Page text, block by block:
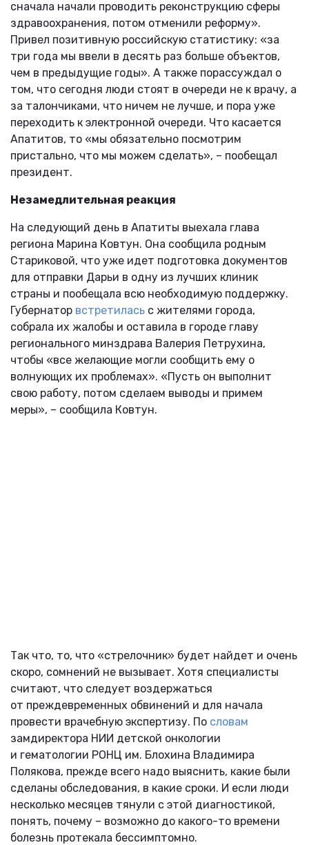
сначала начали проводить реконструкцию сферы
здравоохранения, потом отменили реформу».
Привел позитивную российскую статистику: «за
три года мы ввели в десять раз больше объектов,
чем в предыдущие годы». А также порассуждал о
том, что сегодня люди стоят в очереди не к врачу, а
за талончиками, что ничем не лучше, и пора уже
переходить к электронной очереди. Что касается
Апатитов, то «мы обязательно посмотрим
пристально, что мы можем сделать», – пообещал
президент.
Незамедлительная реакция
На следующий день в Апатиты выехала глава
региона Марина Ковтун. Она сообщила родным
Стариковой, что уже идет подготовка документов
для отправки Дарьи в одну из лучших клиник
страны и пообещала всю необходимую поддержку.
Губернатор встретилась с жителями города,
собрала их жалобы и оставила в городе главу
регионального минздрава Валерия Петрухина,
чтобы «все желающие могли сообщить ему о
волнующих их проблемах». «Пусть он выполнит
свою работу, потом сделаем выводы и примем
меры», – сообщила Ковтун.
Так что, то, что «стрелочник» будет найдет и очень
скоро, сомнений не вызывает. Хотя специалисты
считают, что следует воздержаться
от преждевременных обвинений и для начала
провести врачебную экспертизу. По словам
замдиректора НИИ детской онкологии
и гематологии РОНЦ им. Блохина Владимира
Полякова, прежде всего надо выяснить, какие были
сделаны обследования, в какие сроки. И если люди
несколько месяцев тянули с этой диагностикой,
понять, почему – возможно до какого-то времени
болезнь протекала бессимптомно.